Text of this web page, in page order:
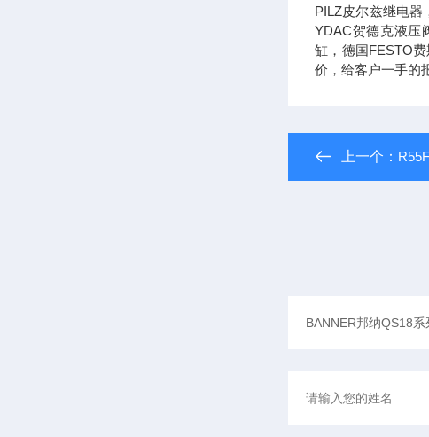
PILZ皮尔兹继电器
YDAC贺德克液压
缸，德国FESTO
价，给客户一手的
上一个：